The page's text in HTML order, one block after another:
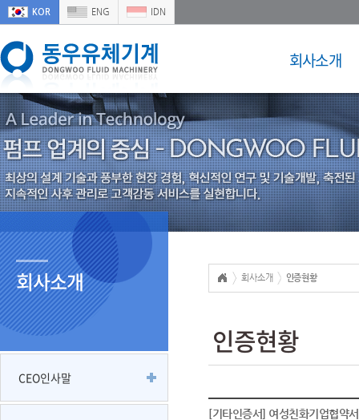
KOR ENG IDN
회사소개
회사소개
CEO인사말
회사소개 인증현황
인증현황
[기타인증서] 여성친화기업협약서